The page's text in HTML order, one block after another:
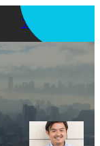
アプリを使う